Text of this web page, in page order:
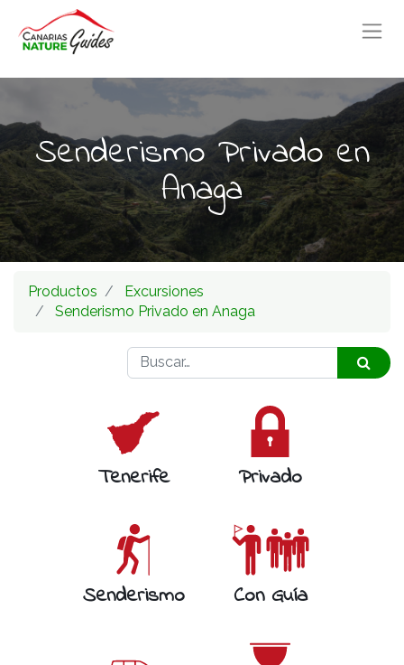
Senderismo Privado en
Anaga
Productos
Excursiones
Senderismo Privado en Anaga
Tenerife Privado
Senderismo Con Guía